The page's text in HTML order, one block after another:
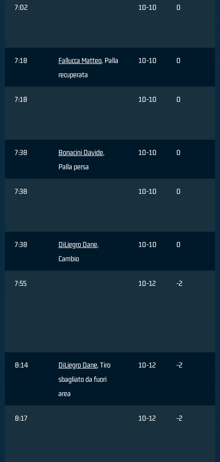
7:02 10-10 0
7:18 Fallucca Matteo, Palla
recuperata
10-10 0
7:18 10-10 0
7:38 Bonacini Davide,
Palla persa
10-10 0
7:38 10-10 0
7:38 DiLiegro Dane,
Cambio
10-10 0
7:55 10-12 -2
8:14 DiLiegro Dane, Tiro
sbagliato da fuori
area
10-12 -2
8:17 10-12 -2